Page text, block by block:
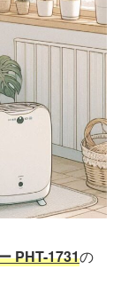
PHT-1731の